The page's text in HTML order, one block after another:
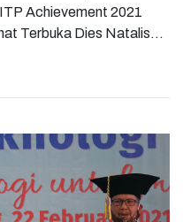
Achievement 2021
Terbuka Dies Natalis
2/2021). ITP
tertinggi yang
terhadap
Kerja Sama ITP, Anna
Achievement tersebut
di ITP dan direncanakan